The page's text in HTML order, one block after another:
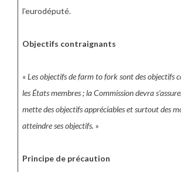
l’eurodéputé.
Objectifs contraignants
«Les objectifs de farm to fork sont des objectifs
les États membres ; la Commission devra
mette des objectifs appréciables et surtout des
atteindre ses objectifs. »
Principe de précaution